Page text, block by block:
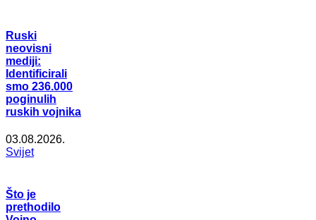
Ruski
neovisni
mediji:
Identificirali
smo 236.000
poginulih
ruskih vojnika
03.08.2026.
Svijet
Što je
prethodilo